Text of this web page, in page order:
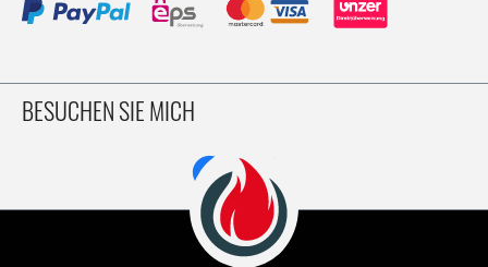
BESUCHEN SIE MICH